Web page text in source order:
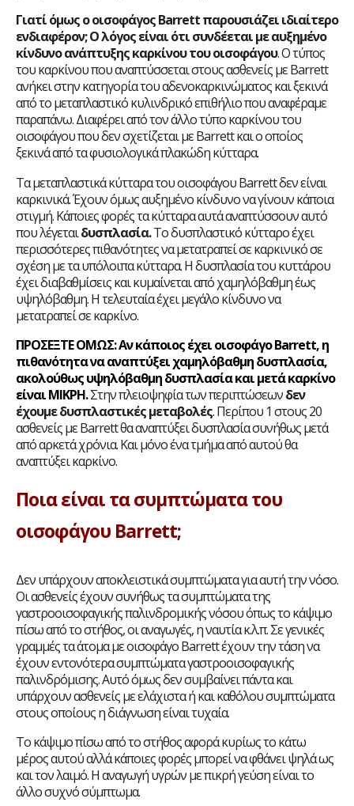
Γιατί όμως ο οισοφάγοςBarrett παρουσιάζει ιδιαίτερο
ενδιαφέρον;Ο λόγος είναι ότισυνδέεται με αυξημένο
κίνδυνο ανάπτυξης καρκίνου του οισοφάγου. Ο τύπος
του καρκίνου που αναπτύσσεται στους ασθενείς με Barrett
ανήκει στην κατηγορία του αδενοκαρκινώματος και ξεκινά
από το μεταπλαστικό κυλινδρικό επιθήλιο που αναφέραμε
παραπάνω. Διαφέρει από τον άλλο τύπο καρκίνου του
οισοφάγου που δεν σχετίζεται με Barrett και ο οποίος
ξεκινά από τα φυσιολογικά πλακώδη κύτταρα.
Τα μεταπλαστικά κύτταρα του οισοφάγου Barrett δεν είναι
καρκινικά. Έχουν όμως αυξημένο κίνδυνο να γίνουν κάποια
στιγμή. Κάποιες φορές τα κύτταρα αυτά αναπτύσσουν αυτό
που λέγεταιδυσπλασία.Το δυσπλαστικό κύτταρο έχει
περισσότερες πιθανότητες να μετατραπεί σε καρκινικό σε
σχέση με τα υπόλοιπα κύτταρα. Η δυσπλασία του κυττάρου
έχει διαβαθμίσεις και κυμαίνεται από χαμηλόβαθμη έως
υψηλόβαθμη. Η τελευταία έχει μεγάλο κίνδυνο να
μετατραπεί σε καρκίνο.
ΠΡΟΣΕΞΤΕ ΟΜΩΣ: Αν κάποιος έχει οισοφάγοBarrett, η
πιθανότητα να αναπτύξει χαμηλόβαθμη δυσπλασία,
ακολούθως υψηλόβαθμη δυσπλασία και μετά καρκίνο
είναι ΜΙΚΡΗ.Στην πλειοψηφία των περιπτώσεωνδεν
έχουμε δυσπλαστικές μεταβολές. Περίπου 1 στους 20
ασθενείς με Barrett θα αναπτύξει δυσπλασία συνήθως μετά
από αρκετά χρόνια. Και μόνο ένα τμήμα από αυτού θα
αναπτύξει καρκίνο.
Ποια είναι τα συμπτώματα του
οισοφάγου Barrett;
Δεν υπάρχουν αποκλειστικά συμπτώματα για αυτή την νόσο.
Οι ασθενείς έχουν συνήθως τα συμπτώματα της
γαστροοισοφαγικής παλινδρομικής νόσου όπως το κάψιμο
πίσω από το στήθος, οι αναγωγές, η ναυτία κ.λ.π. Σε γενικές
γραμμές τα άτομα με οισοφάγο Barrett έχουν την τάση να
έχουν εντονότερα συμπτώματα γαστροοισοφαγικής
παλινδρόμισης. Αυτό όμως δεν συμβαίνει πάντα και
υπάρχουν ασθενείς με ελάχιστα ή και καθόλου συμπτώματα
στους οποίους η διάγνωση είναι τυχαία.
Το κάψιμο πίσω από το στήθος αφορά κυρίως το κάτω
μέρος αυτού αλλά κάποιες φορές μπορεί να φθάνει ψηλά ως
και τον λαιμό. Η αναγωγή υγρών με πικρή γεύση είναι το
άλλο συχνό σύμπτωμα.